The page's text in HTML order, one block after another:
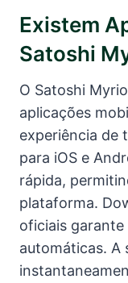
Existem
Satoshi
O Satoshi
aplicações
experiência de
para iOS e
rápida,
plataforma.
oficiais garante
automáticas. A